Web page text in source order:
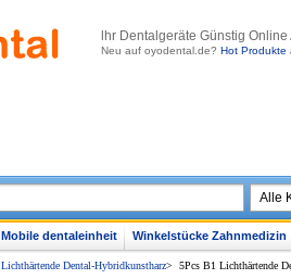
lhr Dentalgeräte Günstig
Neu auf oyodental.de? Hot Produkte
Mobile dentaleinheit Winkelstücke Zahnmedizin
Lichthärtende Dental-Hybridkunstharz> 5Pcs B1 Lichthärtende